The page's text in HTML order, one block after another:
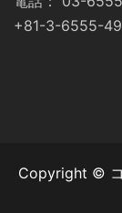
+81-3-6555-
Copyright © コ